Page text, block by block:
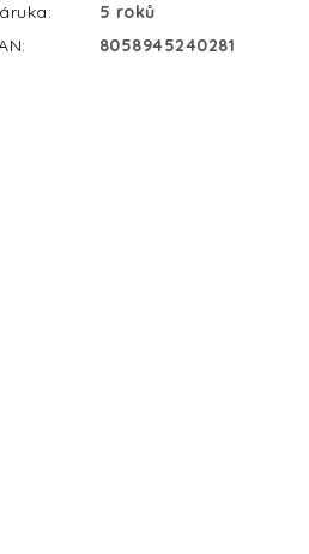
:
5 roků
: 8058945240281